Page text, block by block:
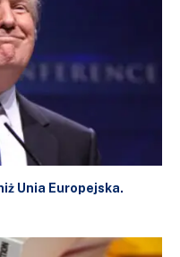
Unia Europejska.